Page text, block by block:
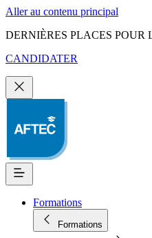
Aller au contenu principal
DERNIÈRES PLACES POUR
CANDIDATER
Formations
Formations